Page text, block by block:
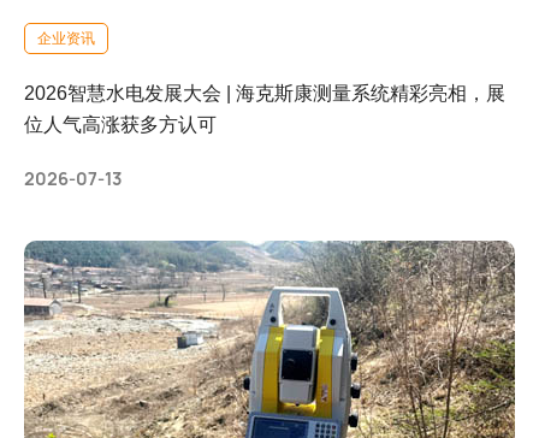
企业资讯
2026智慧水电发展大会 | 海克斯康测量系统精彩亮相，展
位人气高涨获多方认可
2026-07-13